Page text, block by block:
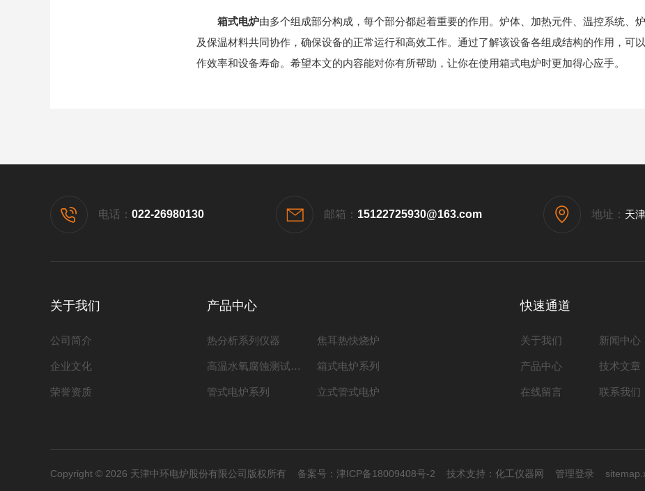
箱式电炉由多个组成部分构成，每个部分都起着重要的作用。炉体、加热元件、温控系统、
及保温材料共同协作，确保设备的正常运行和高效工作。通过了解该设备各组成结构的作用，可
作效率和设备寿命。希望本文的内容能对你有所帮助，让你在使用箱式电炉时更加得心应手。
电话： 022-26980130 邮箱： 15122725930@163.com 地址： 天
关于我们
公司简介
企业文化
荣誉资质
产品中心
热分析系列仪器 焦耳热快烧炉
高温水氧腐蚀测试系列 箱式电炉系列
管式电炉系列 立式管式电炉
快速通道
关于我们 新闻中心
产品中心 技术文章
在线留言 联系我们
Copyright © 2026 天津中环电炉股份有限公司版权所有 备案号： 津ICP备18009408号-2 技术支持： 化工仪器网 管理登录